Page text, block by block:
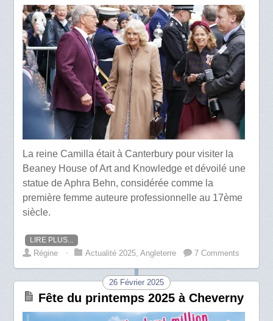
La reine Camilla était à Canterbury pour visiter la
Beaney House of Art and Knowledge et dévoilé une
statue de Aphra Behn, considérée comme la
première femme auteure professionnelle au 17ème
siècle.
LIRE PLUS...
Régine ⋅ Actualité 2025 ,Angleterre 7 Comments
26 Février 2025
Fête du printemps 2025 à Cheverny